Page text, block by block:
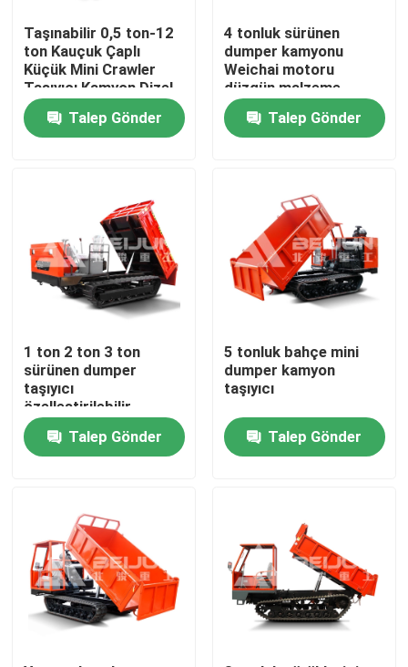
Ana sayfa
Kişiler
videolar
Yeraltı Damperli Kamyon
Yeraltı Belden kırmalı Kamyon
Paletli Damperli Kamyon
Taşınabilir 0,5 ton-12
ton Kauçuk Çaplı
Küçük Mini Crawler
Taşıyıcı Kamyon Dizel
Talep Gönder
4 tonluk sürünen
dumper kamyonu
Weichai motoru
düzgün malzeme
taşımacılığı için
çalıştırılırTalep Gönder
1 ton 2 ton 3 ton
sürünen dumper
taşıyıcı
özelleştirilebilir
taşınabilir dizel satış
için
Talep Gönder
5 tonluk bahçe mini
dumper kamyon
taşıyıcı
Talep Gönder